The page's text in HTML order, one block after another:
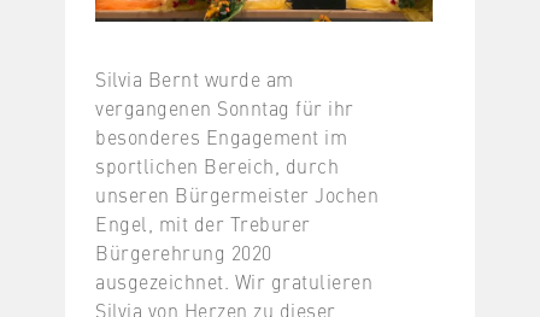
Silvia Bernt wurde am
vergangenen Sonntag für ihr
besonderes Engagement im
sportlichen Bereich, durch
unseren Bürgermeister Jochen
Engel, mit der Treburer
Bürgerehrung 2020
ausgezeichnet. Wir gratulieren
Silvia von Herzen zu dieser